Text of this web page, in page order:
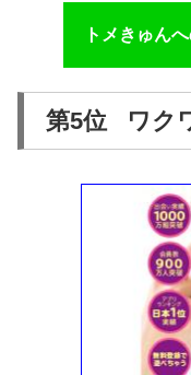
トメきゅん
第5位 ワク